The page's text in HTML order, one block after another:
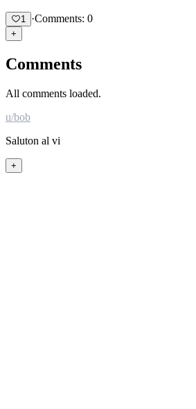
1 ·Comments: 0
+
Comments
All comments loaded.
u/bob
Saluton al vi
+